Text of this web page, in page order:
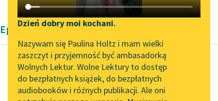
Katalog DAISY
Podkasty o książkach
Zgłoś brak utworu
Aktualności
„Prokurator Alicja Horn”
do słuchania
Byliśmy częścią AI Impact
Narzędzia
Mapa Wolnych Lektur
Leśmianator
Dzień dobry moi kochani.
Nazywam się Paulina Holtz i mam wielki
zaszczyt i przyjemność być ambasadorką
Wolnych Lektur. Wolne Lektury to dostęp
do bezpłatnych książek, do bezpłatnych
audiobooków i różnych publikacji. Ale oni
Epika Bolesław Prus
Bolesław Prus
Faraon, tom drugi